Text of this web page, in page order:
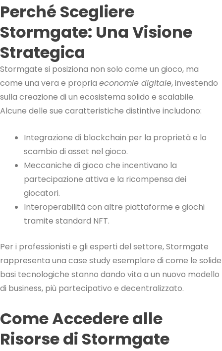
Perché Scegliere
Stormgate: Una Visione
Strategica
Stormgate si posiziona non solo come un gioco, ma
come una vera e propria economie digitale, investendo
sulla creazione di un ecosistema solido e scalabile.
Alcune delle sue caratteristiche distintive includono:
Integrazione di blockchain per la proprietà e lo
scambio di asset nel gioco.
Meccaniche di gioco che incentivano la
partecipazione attiva e la ricompensa dei
giocatori.
Interoperabilità con altre piattaforme e giochi
tramite standard NFT.
Per i professionisti e gli esperti del settore, Stormgate
rappresenta una case study esemplare di come le solide
basi tecnologiche stanno dando vita a un nuovo modello
di business, più partecipativo e decentralizzato.
Come Accedere alle
Risorse di Stormgate